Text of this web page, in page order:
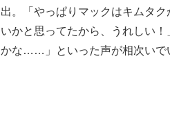
出。「やっぱりマックはキムタ
いかと思ってたから、うれしい
かな……」といった声が相次いで